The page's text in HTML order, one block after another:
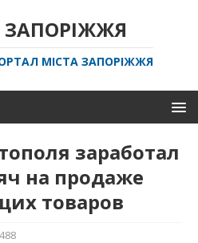
МІСТА ЗАПОРІЖЖЯ
заработал
на продаже
товаров